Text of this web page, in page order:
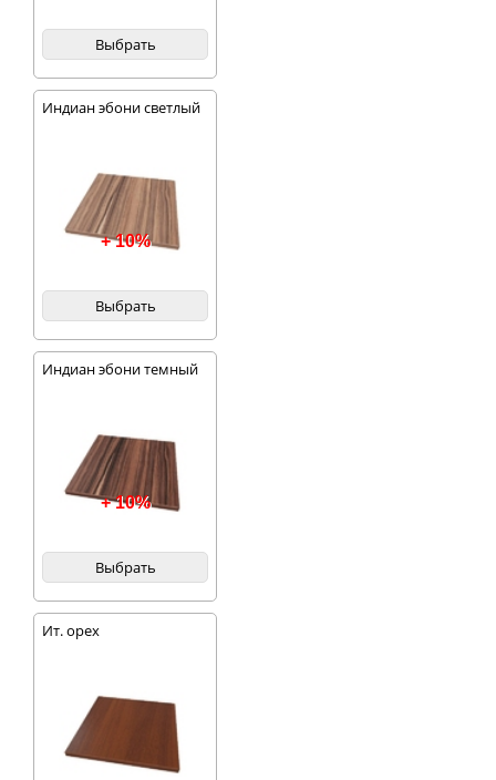
Выбрать
Индиан эбони светлый
+ 10%
Выбрать
Индиан эбони темный
+ 10%
Выбрать
Ит. орех